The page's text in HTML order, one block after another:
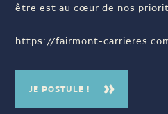
être est au cœur de nos
https://fairmont-
JE POSTULE !